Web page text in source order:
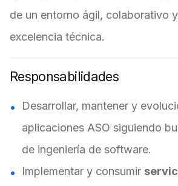
de un entorno ágil, colaborativo
excelencia técnica.
Responsabilidades
Desarrollar, mantener y
aplicaciones ASO siguiendo
de ingeniería de software.
Implementar y consumir